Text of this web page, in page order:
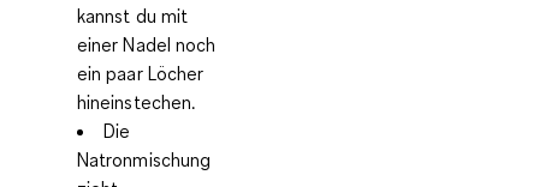
kannst du mit
einer Nadel noch
ein paar Löcher
hineinstechen.
Die
Natronmischung